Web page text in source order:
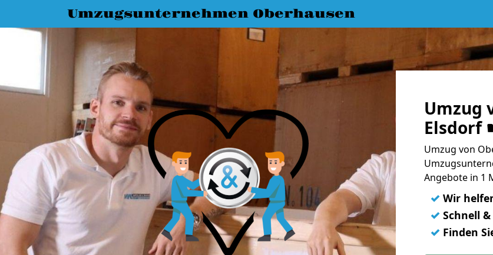
Umzugsunternehmen Oberhausen
Umzug
Elsdorf
Umzug von
Angebote in 1
✓ Wir
✓ Schnell
✓ Finden